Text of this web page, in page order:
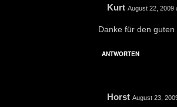
Kurt August 22, 2009
Danke für den
ANTWORTEN
Horst August 23,